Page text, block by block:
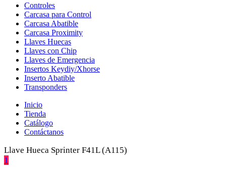
Controles
Carcasa para Control
Carcasa Abatible
Carcasa Proximity
Llaves Huecas
Llaves con Chip
Llaves de Emergencia
Insertos Keydiy/Xhorse
Inserto Abatible
Transponders
Inicio
Tienda
Catálogo
Contáctanos
Llave Hueca Sprinter F41L (A115)
1